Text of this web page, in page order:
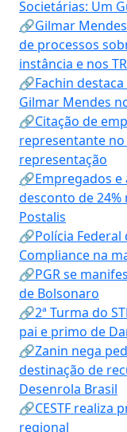
Societárias: Um
🔗Gilmar
de processos
instância e nos
🔗Fachin
Gilmar Mendes
🔗Citação de
representante
representação
🔗Empregados
desconto de
Postalis
🔗Polícia Federal
Compliance na
🔗PGR se
de Bolsonaro
🔗2ª Turma do
pai e primo de
🔗Zanin nega
destinação de
Desenrola Brasil
🔗CESTF realiza
regional